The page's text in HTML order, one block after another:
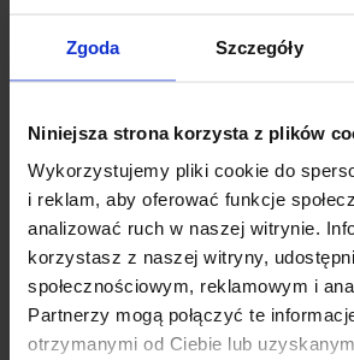
Zgoda Szczegóły
Niniejsza strona korzysta z plików
Wykorzystujemy pliki cookie do
i reklam, aby oferować funkcje
analizować ruch w naszej witrynie.
korzystasz z naszej witryny,
społecznościowym, reklamowym i
Partnerzy mogą połączyć te
otrzymanymi od Ciebie lub